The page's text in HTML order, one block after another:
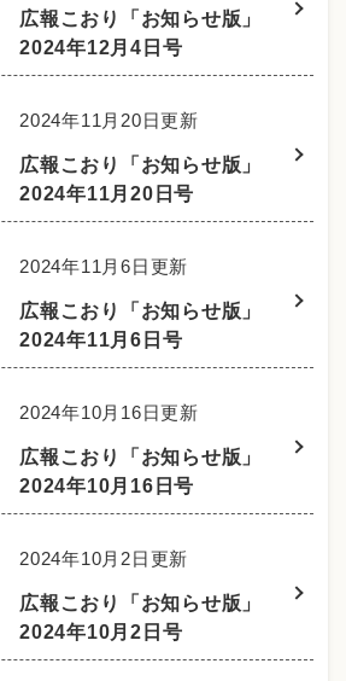
広報こおり「お知らせ版」
2024年12月4日号
2024年11月20日更新
広報こおり「お知らせ版」
2024年11月20日号
2024年11月6日更新
広報こおり「お知らせ版」
2024年11月6日号
2024年10月16日更新
広報こおり「お知らせ版」
2024年10月16日号
2024年10月2日更新
広報こおり「お知らせ版」
2024年10月2日号